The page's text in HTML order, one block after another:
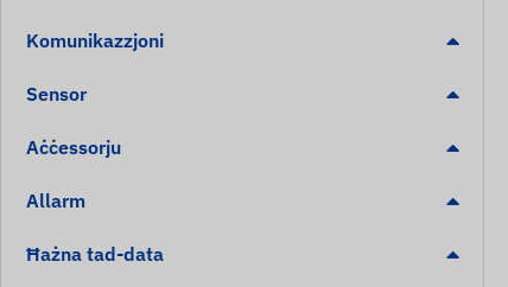
Komunikazzjoni
Sensor
Aċċessorju
Allarm
Ħażna tad-data